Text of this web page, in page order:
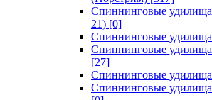
Спиннинговые
21) [0]
Спиннинговые
Спиннинговые удилища
[27]
Спиннинговые удилища
Спиннинговые